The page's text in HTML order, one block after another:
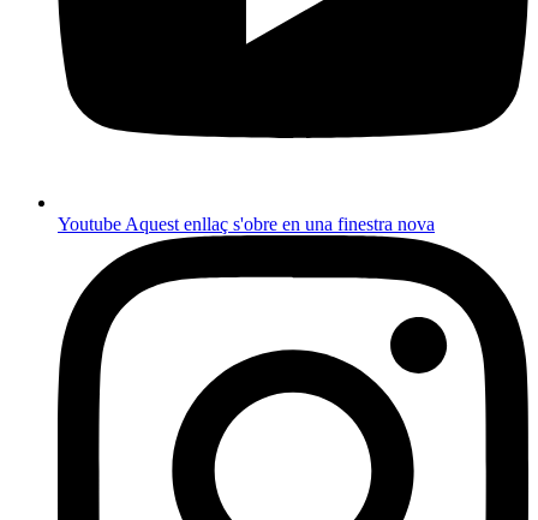
YoutubeAquest enllaç s'obre en una finestra nova